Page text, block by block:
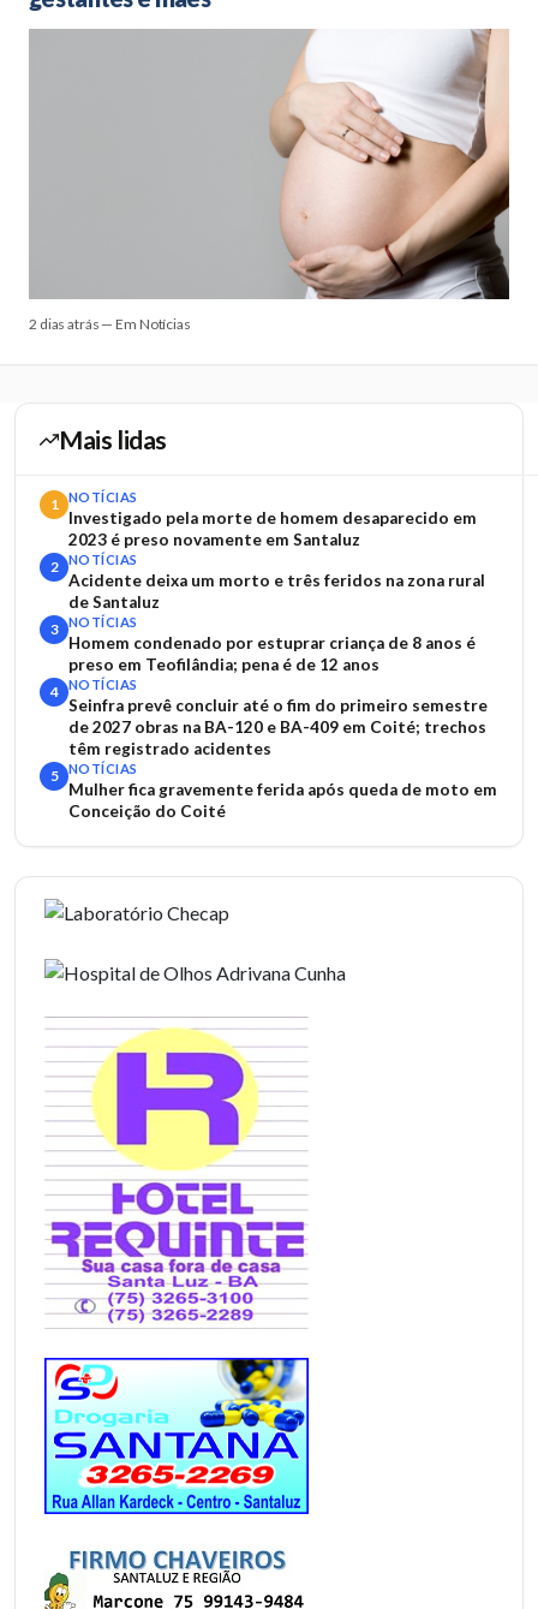
2 dias atrás — Em Notícias
Mais lidas
1 NOTÍCIAS
Investigado pela morte de homem desaparecido em
2023 é preso novamente em Santaluz
2 NOTÍCIAS
Acidente deixa um morto e três feridos na zona rural
de Santaluz
3 NOTÍCIAS
Homem condenado por estuprar criança de 8 anos é
preso em Teofilândia; pena é de 12 anos
4 NOTÍCIAS
Seinfra prevê concluir até o fim do primeiro semestre
de 2027 obras na BA-120 e BA-409 em Coité; trechos
têm registrado acidentes
5 NOTÍCIAS
Mulher fica gravemente ferida após queda de moto em
Conceição do Coité